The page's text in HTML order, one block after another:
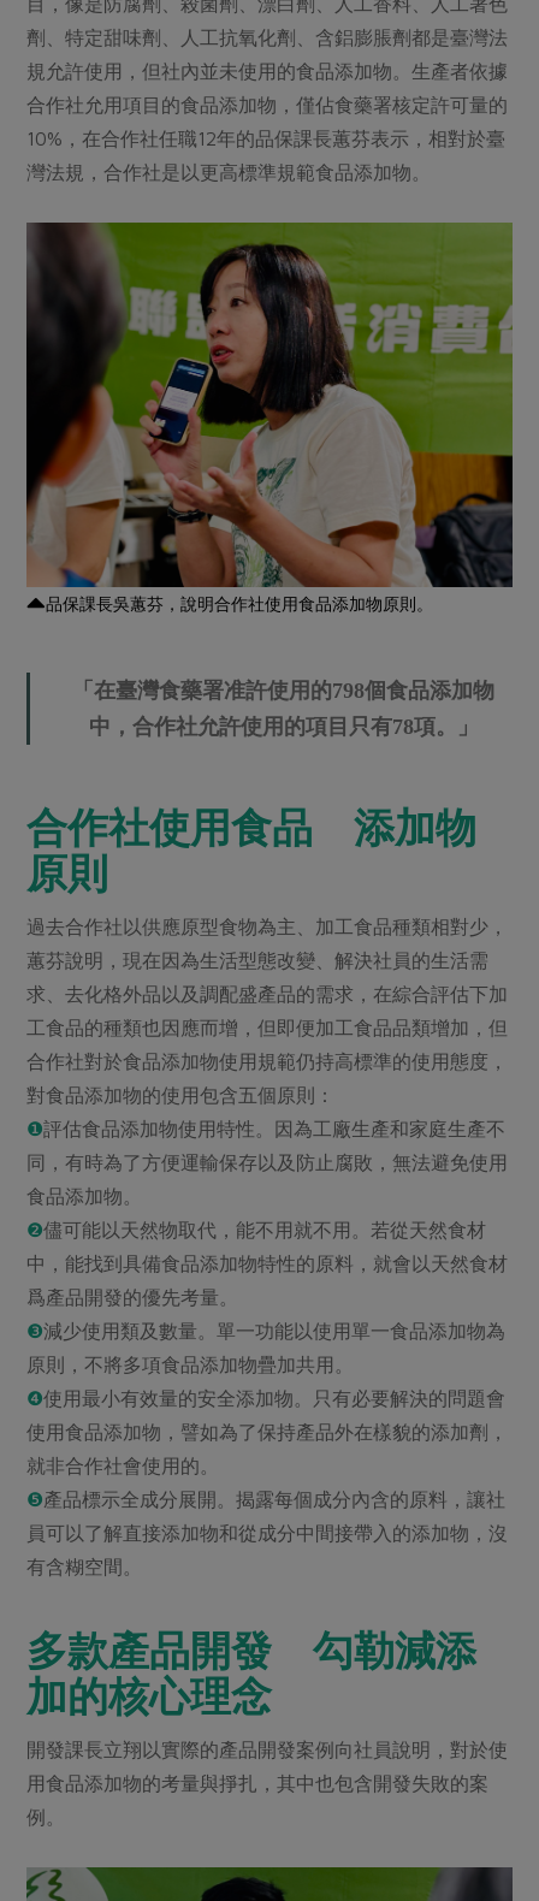
劑、特定甜味劑、人工抗氧化劑、含鋁膨脹劑都是臺灣法
規允許使用，但社內並未使用的食品添加物。生產者依據
合作社允用項目的食品添加物，僅佔食藥署核定許可量的
10%，在合作社任職12年的品保課長蕙芬表示，相對於臺
灣法規，合作社是以更高標準規範食品添加物。
品保課長吳蕙芬，說明合作社使用食品添加物原則。
「在臺灣食藥署准許使用的798個食品添加物
中，合作社允許使用的項目只有78項。」
合作社使用食品 添加物
原則
過去合作社以供應原型食物為主、加工食品種類相對少，
蕙芬說明，現在因為生活型態改變、解決社員的生活需
求、去化格外品以及調配盛產品的需求，在綜合評估下加
工食品的種類也因應而增，但即便加工食品品類增加，但
合作社對於食品添加物使用規範仍持高標準的使用態度，
對食品添加物的使用包含五個原則：
❶評估食品添加物使用特性。因為工廠生產和家庭生產不
同，有時為了方便運輸保存以及防止腐敗，無法避免使用
食品添加物。
❷儘可能以天然物取代，能不用就不用。若從天然食材
中，能找到具備食品添加物特性的原料，就會以天然食材
爲產品開發的優先考量。
❸減少使用類及數量。單一功能以使用單一食品添加物為
原則，不將多項食品添加物疊加共用。
❹使用最小有效量的安全添加物。只有必要解決的問題會
使用食品添加物，譬如為了保持產品外在樣貌的添加劑，
就非合作社會使用的。
❺產品標示全成分展開。揭露每個成分內含的原料，讓社
員可以了解直接添加物和從成分中間接帶入的添加物，沒
有含糊空間。
多款產品開發 勾勒減添
加的核心理念
開發課長立翔以實際的產品開發案例向社員說明，對於使
用食品添加物的考量與掙扎，其中也包含開發失敗的案
例。